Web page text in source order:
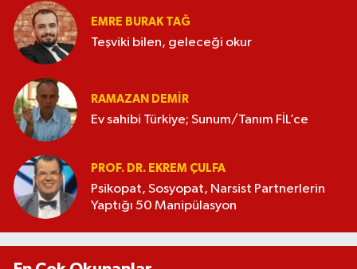
EMRE BURAK TAĞ
Teşviki bilen, geleceği okur
RAMAZAN DEMİR
Ev sahibi Türkiye; Sunum/Tanım FİL’ce
PROF. DR. EKREM ÇULFA
Psikopat, Sosyopat, Narsist Partnerlerin
Yaptığı 50 Manipülasyon